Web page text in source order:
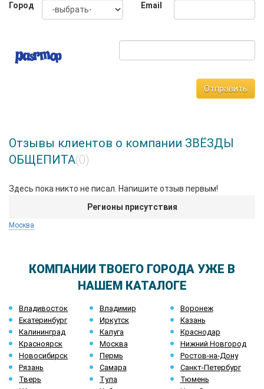
Город Email
Отправить
Отзывы клиентов о компании ЗВЁЗДЫ
ОБЩЕПИТА(0)
Здесь пока никто не писал. Напишите отзыв первым!
Регионы присутствия
Москва
КОМПАНИИ ТВОЕГО ГОРОДА УЖЕ В
НАШЕМ КАТАЛОГЕ
Владивосток Владимир
Воронеж
Екатеринбург
Иркутск
Казань
Калининград
Калуга
Краснодар
Красноярск
Москва
Нижний Новгород
Новосибирск
Пермь
Ростов-на-Дону
Рязань
Самара
Санкт-Петербург
Тверь
Тула
Тюмень